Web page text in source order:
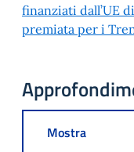
finanziati dall’UE
premiata per i
Mostra